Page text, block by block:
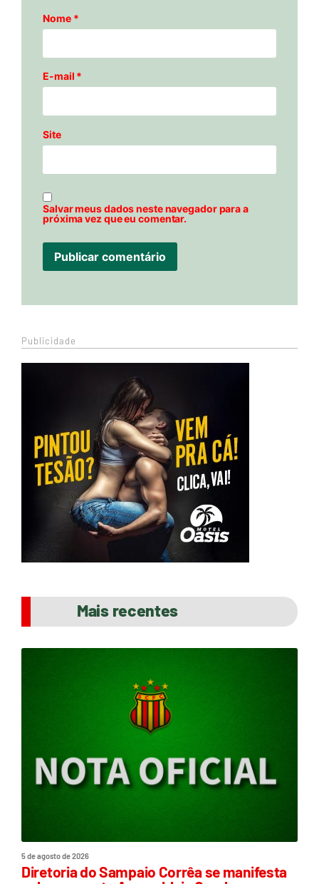
Nome *
E-mail *
Site
Salvar meus dados neste navegador para a
próxima vez que eu comentar.
Publicidade
Mais recentes
5 de agosto de 2026
Diretoria do Sampaio Corrêa se manifesta